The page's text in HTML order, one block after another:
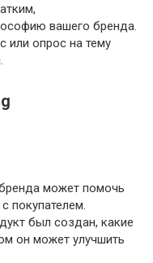
вашего бренда.
или опрос на тему
может помочь
покупателем.
был создан, какие
он может улучшить